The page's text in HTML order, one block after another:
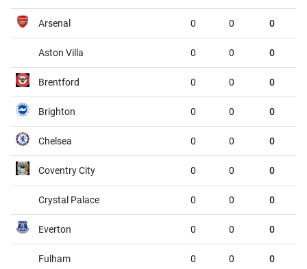
Sochaux
Arsenal 0 0 0
Aston Villa 0 0 0
Brentford 0 0 0
Brighton 0 0 0
Chelsea 0 0 0
Coventry City 0 0 0
Crystal Palace 0 0 0
Everton 0 0 0
Fulham 0 0 0